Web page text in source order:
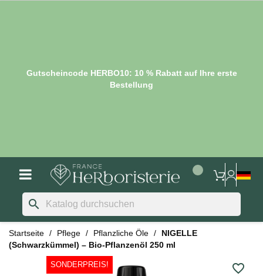
Gutscheincode HERBO10: 10 % Rabatt auf Ihre erste
Bestellung
search
Startseite Pflege Pflanzliche Öle
NIGELLE
(Schwarzkümmel) – Bio-Pflanzenöl 250 ml
SONDERPREIS! favorite_border